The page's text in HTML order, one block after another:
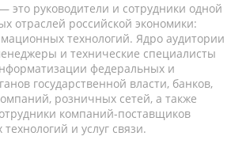
это руководители и сотрудники одной
отраслей российской экономики:
технологий. Ядро аудитории
и технические специалисты
федеральных и
государственной власти, банков,
розничных сетей, а также
компаний-поставщиков
и услуг связи.